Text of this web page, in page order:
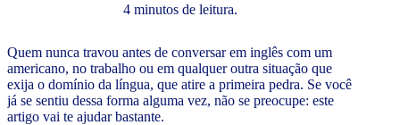
4 minutos de leitura.
Quem nunca travou antes de conversar em inglês com um
americano, no trabalho ou em qualquer outra situação que
exija o domínio da língua, que atire a primeira pedra. Se você
já se sentiu dessa forma alguma vez, não se preocupe: este
artigo vai te ajudar bastante.